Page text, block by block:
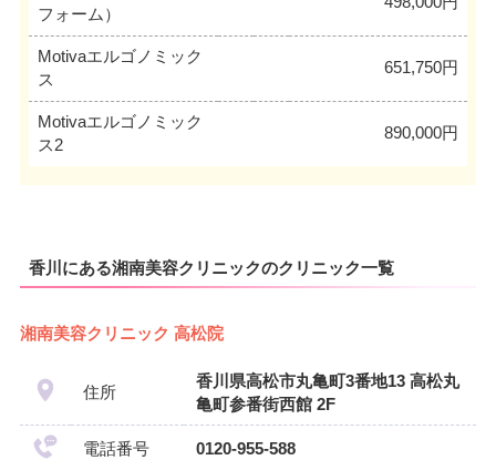
フォーム）
Motivaエルゴノミック
ス
651,750円
Motivaエルゴノミック
ス2
890,000円
香川にある湘南美容クリニックのクリニック一覧
湘南美容クリニック 高松院
住所
香川県高松市丸亀町3番地13 高松丸
亀町参番街西館 2F
電話番号 0120-955-588